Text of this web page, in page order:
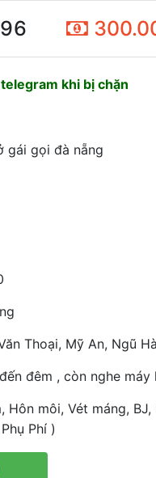
khi bị chặn
gái gọi đà nẵng
Thoại, Mỹ An, Ngũ
đêm , còn nghe máy
Hôn môi, Vét máng,
Phí )